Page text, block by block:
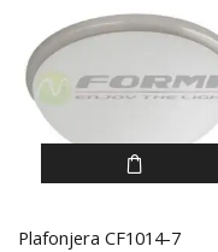
Plafonjera CF1014-7